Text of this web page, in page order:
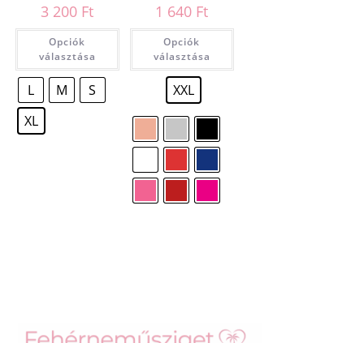
3 200 Ft
Opciók
választása
L M
S
XL
1 640 Ft
Opciók
választása
XXL